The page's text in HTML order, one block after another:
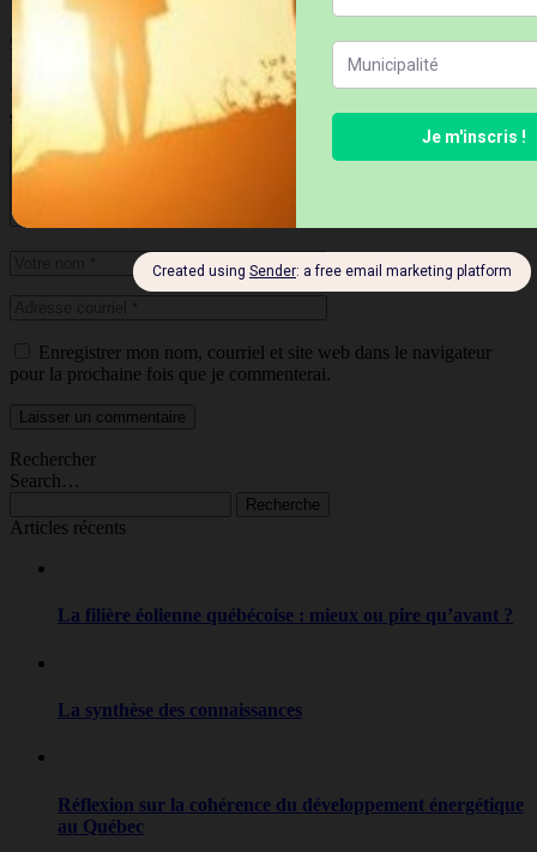
Laisser un commentaire
Votre adresse courriel ne sera pas publiée.
Les champs obligatoires
sont indiqués avec
*
Enregistrer mon nom, courriel et site web dans le navigateur
pour la prochaine fois que je commenterai.
Laisser un commentaire
Rechercher
Search…
Recherche
Articles récents
La filière éolienne québécoise : mieux ou pire qu’avant ?
La synthèse des connaissances
Réflexion sur la cohérence du développement énergétique
au Québec